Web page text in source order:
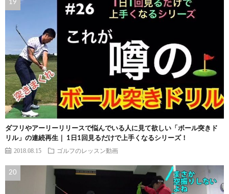
ダフリやアーリーリリースで悩んでいる人に見て欲しい「ボール突きド
リル」の連続再生｜ 1日1回見るだけで上手くなるシリーズ！
2018.08.15 ゴルフのレッスン動画